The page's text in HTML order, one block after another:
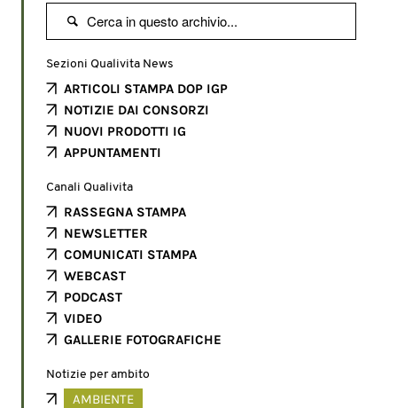

Sezioni Qualivita News
ARTICOLI STAMPA DOP IGP
NOTIZIE DAI CONSORZI
NUOVI PRODOTTI IG
APPUNTAMENTI
Canali Qualivita
RASSEGNA STAMPA
NEWSLETTER
COMUNICATI STAMPA
WEBCAST
PODCAST
VIDEO
GALLERIE FOTOGRAFICHE
Notizie per ambito
AMBIENTE